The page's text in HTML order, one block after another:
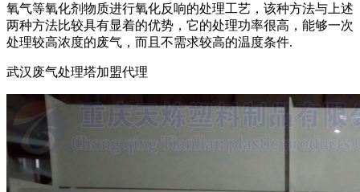
氧气等氧化剂物质进行氧化反响的处理工艺，该种方法与上述
两种方法比较具有显着的优势，它的处理功率很高，能够一次
处理较高浓度的废气，而且不需求较高的温度条件.
武汉废气处理塔加盟代理